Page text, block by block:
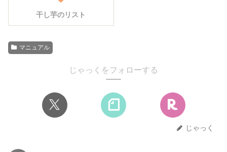
干し芋のリスト
マニュアル
じゃっくをフォローする
じゃっく